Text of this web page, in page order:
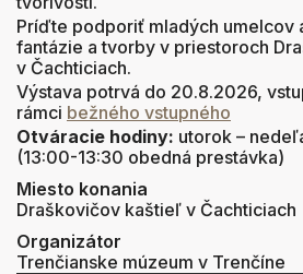
Príďte podporiť mladých umelcov
fantázie a tvorby v priestoroch
v Čachticiach.
Výstava potrvá do 20.8.2026,
rámci bežného vstupného
Otváracie hodiny: utorok –
(13:00-13:30 obedná prestávka)
Miesto konania
Draškovičov kaštieľ v Čachticiach
Organizátor
Trenčianske múzeum v Trenčíne